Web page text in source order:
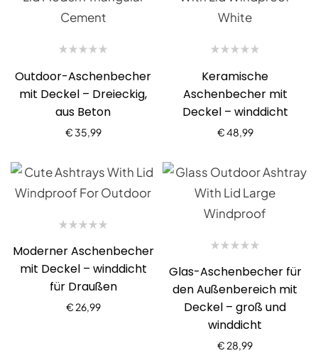
Outdoor-Aschenbecher
mit Deckel – Dreieckig,
aus Beton
€ 35,99
Keramische
Aschenbecher mit
Deckel – winddicht
€48,99
Moderner Aschenbecher
mit Deckel – winddicht
für Draußen
€ 26,99
Glas-Aschenbecher für
den Außenbereich mit
Deckel – groß und
winddicht
€ 28,99